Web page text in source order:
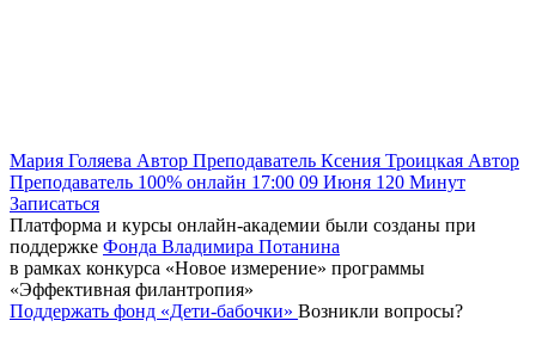
Мария Голяева Автор Преподаватель Ксения Троицкая Автор
Преподаватель 100% онлайн 17:00 09 Июня 120 Минут
Записаться
Платформа и курсы онлайн-академии были созданы при
поддержке Фонда Владимира Потанина
в рамках конкурса «Новое измерение» программы
«Эффективная филантропия»
Поддержать фонд «Дети-бабочки» Возникли вопросы?